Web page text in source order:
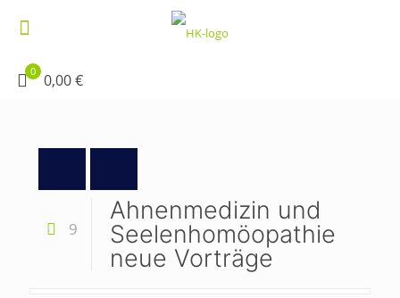
0 0,00 €
9
Ahnenmedizin und
Seelenhomöopathie
neue Vorträge